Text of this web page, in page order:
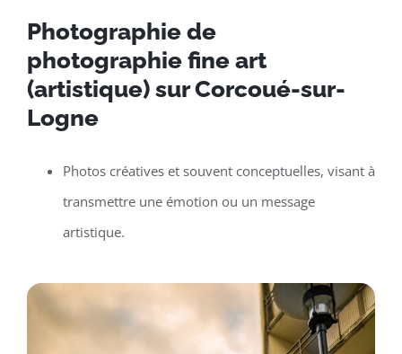
Photographie de
photographie fine art
(artistique) sur Corcoué-sur-
Logne
Photos créatives et souvent conceptuelles, visant à
transmettre une émotion ou un message
artistique.